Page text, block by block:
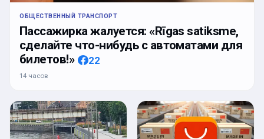
ОБЩЕСТВЕННЫЙ ТРАНСПОРТ
Пассажирка жалуется: «Rīgas satiksme,
сделайте что-нибудь с автоматами для
билетов!»
22
14 часов